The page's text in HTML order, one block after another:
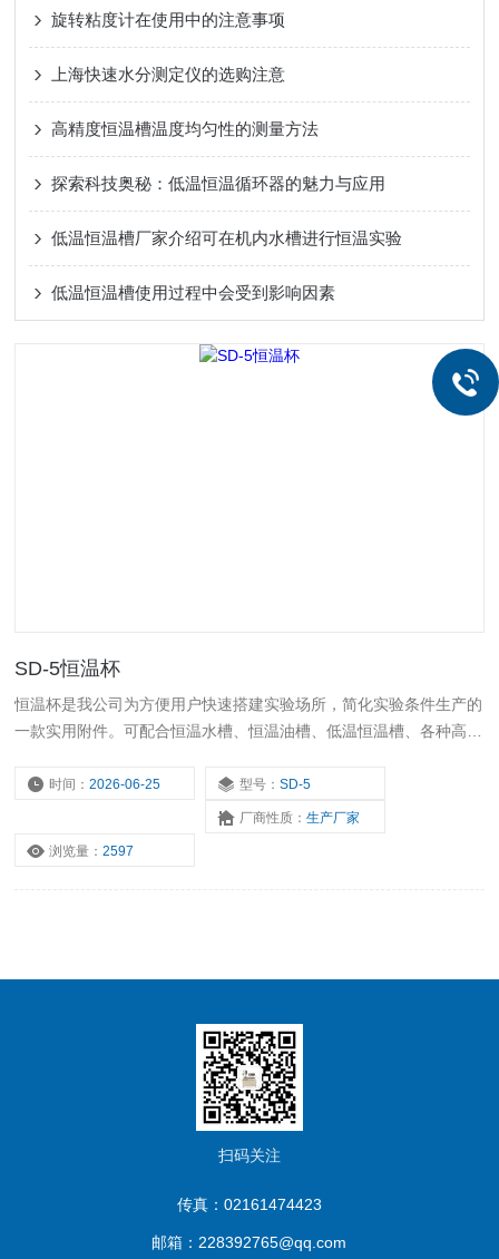
旋转粘度计在使用中的注意事项
上海快速水分测定仪的选购注意
高精度恒温槽温度均匀性的测量方法
探索科技奥秘：低温恒温循环器的魅力与应用
低温恒温槽厂家介绍可在机内水槽进行恒温实验
低温恒温槽使用过程中会受到影响因素
SD-5恒温杯
恒温杯是我公司为方便用户快速搭建实验场所，简化实验条件生产的
一款实用附件。可配合恒温水槽、恒温油槽、低温恒温槽、各种高低
品温度，提高实验效率。
时间：2026-06-25 型号： SD-5
厂商性质： 生产厂家
浏览量：2597
扫码关注
传真：02161474423
邮箱：228392765@qq.com